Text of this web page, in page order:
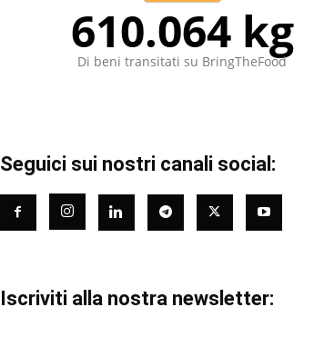
610.064 kg
Di beni transitati su BringTheFood
Seguici sui nostri canali social:
Iscriviti alla nostra newsletter: